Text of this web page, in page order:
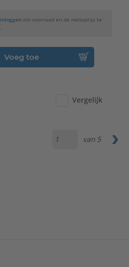
inloggen om voorraad en de nettoprijs te
Voeg toe
Vergelijk
van 5